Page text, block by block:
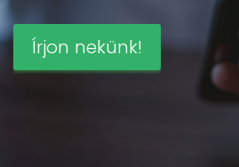
Írjon nekünk!